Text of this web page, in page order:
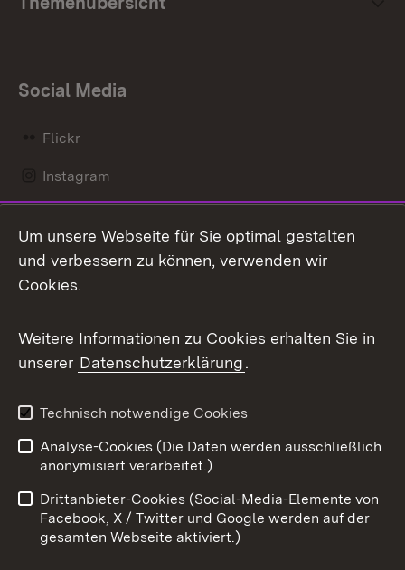
Social Media
Flickr
Instagram
Mastodon
Messenger
Social Wall
X / Twitter
Youtube
Benutzungshinweise
Barrierefreiheit
Datenschutz
Cookies
Um unsere Webseite für Sie optimal gestalten
und verbessern zu können, verwenden wir
Cookies.
Weitere Informationen zu Cookies erhalten Sie in
unserer Datenschutzerklärung.
Technisch notwendige Cookies
Analyse-Cookies (Die Daten werden ausschließlich
anonymisiert verarbeitet.)
Drittanbieter-Cookies (Social-Media-Elemente von
Facebook, X / Twitter und Google werden auf der
gesamten Webseite aktiviert.)